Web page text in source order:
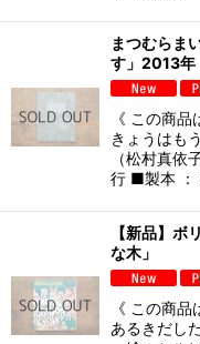
まつむらま
す」2013年
《 この商
きょうはも
（松村真
行 ■製本 ：
【新品】ボ
な木」
《 この商
あるきだし